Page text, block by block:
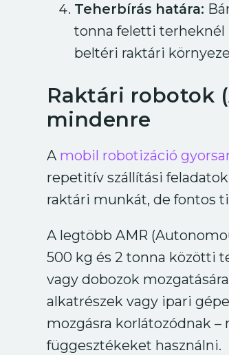
Teherbírás határa:
tonna feletti terheknél
beltéri raktári
Raktári robotok
mindenre
A mobil robotizáció
repetitív szállítási
raktári munkát, de fontos
A legtöbb AMR
500 kg és 2 tonna közötti
vagy dobozok
alkatrészek vagy ipari
mozgásra korlátozódnak
függesztékeket használni.